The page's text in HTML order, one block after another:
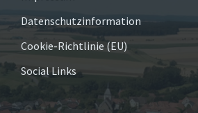
Datenschutzinformation
Cookie-Richtlinie (EU)
Social Links